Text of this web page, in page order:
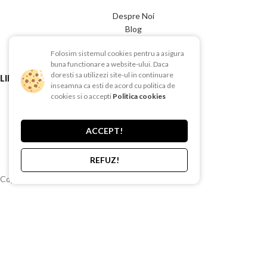
Despre Noi
Blog
Contact
LINK-URI UTILE
Termeni si conditii
Politica de Cookies
Politica de retur
Copyright © 2015-2025 EBAC TEHNIC
Folosim sistemul cookies pentru a asigura
buna functionare a website-ului. Daca
doresti sa utilizezi site-ul in continuare
inseamna ca esti de acord cu politica de
cookies si o accepti Politica cookies
ACCEPT!
REFUZ!